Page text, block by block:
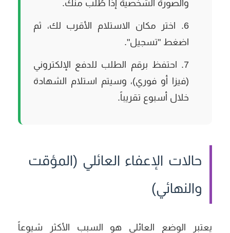
والصورة الشخصية إذا طُلب منك.
اختر مكان الاستلام الأقرب لك، ثم
اضغط "تسجيل".
احتفظ برقم الطلب للدفع الإلكتروني
(فيزا أو فوري)، وسيتم استلام الشهادة
خلال أسبوع تقريباً.
حالات الإعفاء العائلي (المؤقت
والنهائي)
يعتبر الوضع العائلي هو السبب الأكثر شيوعاً